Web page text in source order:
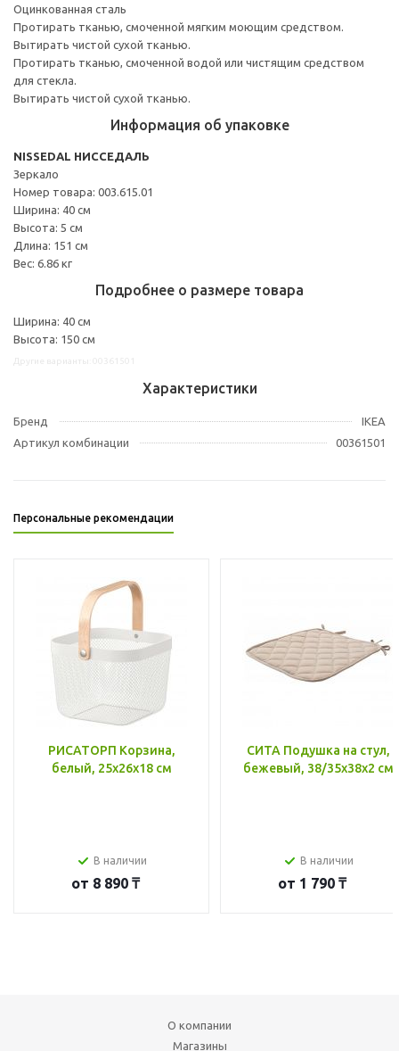
Оцинкованная сталь
Протирать тканью, смоченной мягким моющим средством.
Вытирать чистой сухой тканью.
Протирать тканью, смоченной водой или чистящим средством
для стекла.
Вытирать чистой сухой тканью.
Информация об упаковке
NISSEDAL НИССЕДАЛЬ
Зеркало
Номер товара: 003.615.01
Ширина: 40 см
Высота: 5 см
Длина: 151 см
Вес: 6.86 кг
Подробнее о размере товара
Ширина: 40 см
Высота: 150 см
Характеристики
Бренд
IKEA
Артикул комбинации
00361501
Персональные рекомендации
РИСАТОРП Корзина,
белый, 25x26x18 см
В наличии
от 8 890 ₸
СИТА Подушка на стул,
бежевый, 38/35x38x2 см
В наличии
от 1 790 ₸
О компании
Магазины